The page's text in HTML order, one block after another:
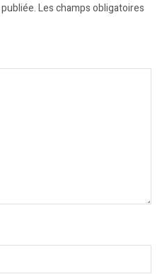
Les champs obligatoires